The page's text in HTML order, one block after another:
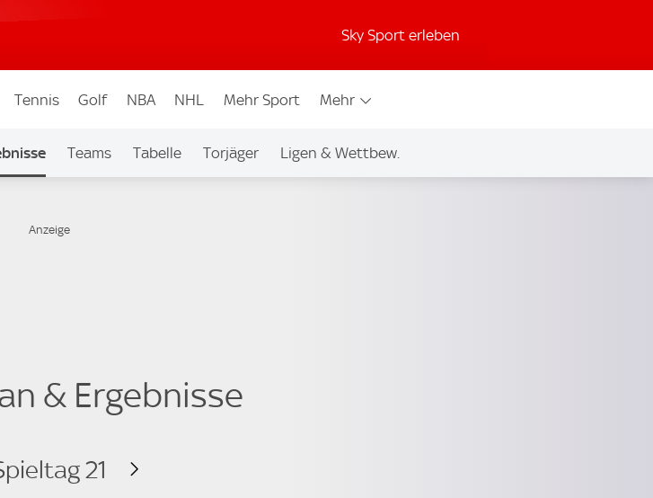
Sky Sport erleben
Tennis Golf NBA NHL Mehr Sport Mehr
Teams Tabelle Torjäger Ligen & Wettbew.
& Ergebnisse
21